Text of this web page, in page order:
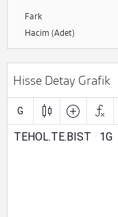
Fark
Hacim (Adet)
Hisse Detay Grafik